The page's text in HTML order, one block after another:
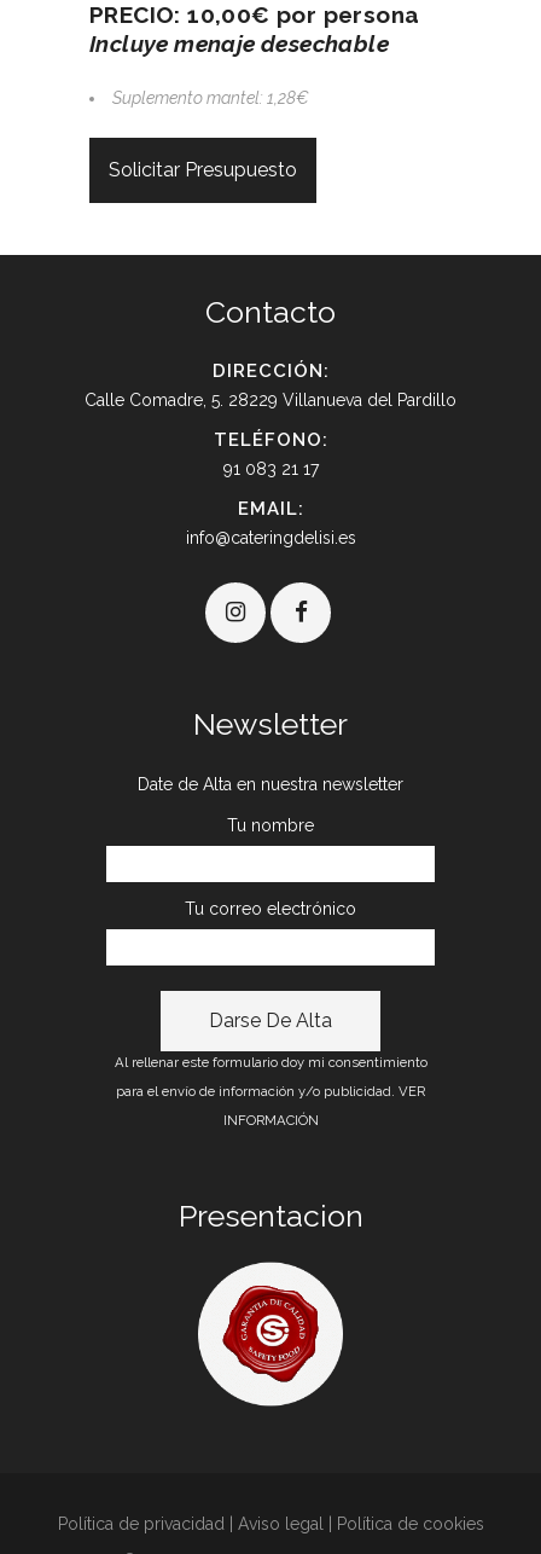
PRECIO: 10,00€ por persona
Incluye menaje desechable
Suplemento mantel: 1,28€
Solicitar Presupuesto
Contacto
DIRECCIÓN:
Calle Comadre, 5. 28229 Villanueva del Pardillo
TELÉFONO:
91 083 21 17
EMAIL:
info@cateringdelisi.es
Newsletter
Date de Alta en nuestra newsletter
Tu nombre
Tu correo electrónico
Al rellenar este formulario doy mi consentimiento
para el envío de información y/o publicidad. VER
INFORMACIÓN
Presentacion
Política de privacidad Aviso legal Política de cookies